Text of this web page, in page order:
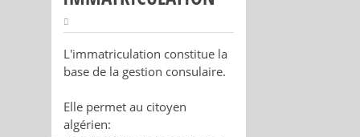
L'immatriculation constitue la
base de la gestion consulaire.
Elle permet au citoyen
algérien: